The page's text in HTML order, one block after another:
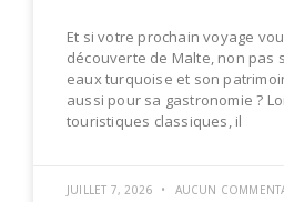
Et si votre prochain voyage
découverte de Malte, non pas
eaux turquoise et son
aussi pour sa gastronomie ?
touristiques classiques, il
JUILLET 7, 2026 AUCUN